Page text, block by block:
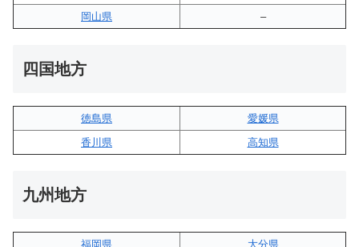
岡山県
–
四国地方
徳島県
愛媛県
香川県
高知県
九州地方
福岡県 大分県